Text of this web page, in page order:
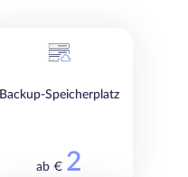
Backup-Speicherplatz
ab € 2